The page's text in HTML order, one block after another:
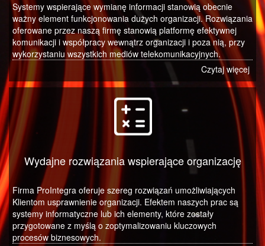
Systemy wspierające wymianę informacji stanowią obecnie
ważny element funkcjonowania dużych organizacji. Rozwiązania
oferowane przez naszą firmę stanowią platformę efektywnej
komunikacji i współpracy wewnątrz organizacji i poza nią, przy
wykorzystaniu wszystkich mediów telekomunikacyjnych.
Czytaj więcej
Wydajne rozwiązania wspierające organizację
Firma ProIntegra oferuje szereg rozwiązań umożliwiających
Klientom usprawnienie organizacji. Efektem naszych prac są
systemy informatyczne lub ich elementy, które zostały
przygotowane z myślą o zoptymalizowaniu kluczowych
procesów biznesowych.